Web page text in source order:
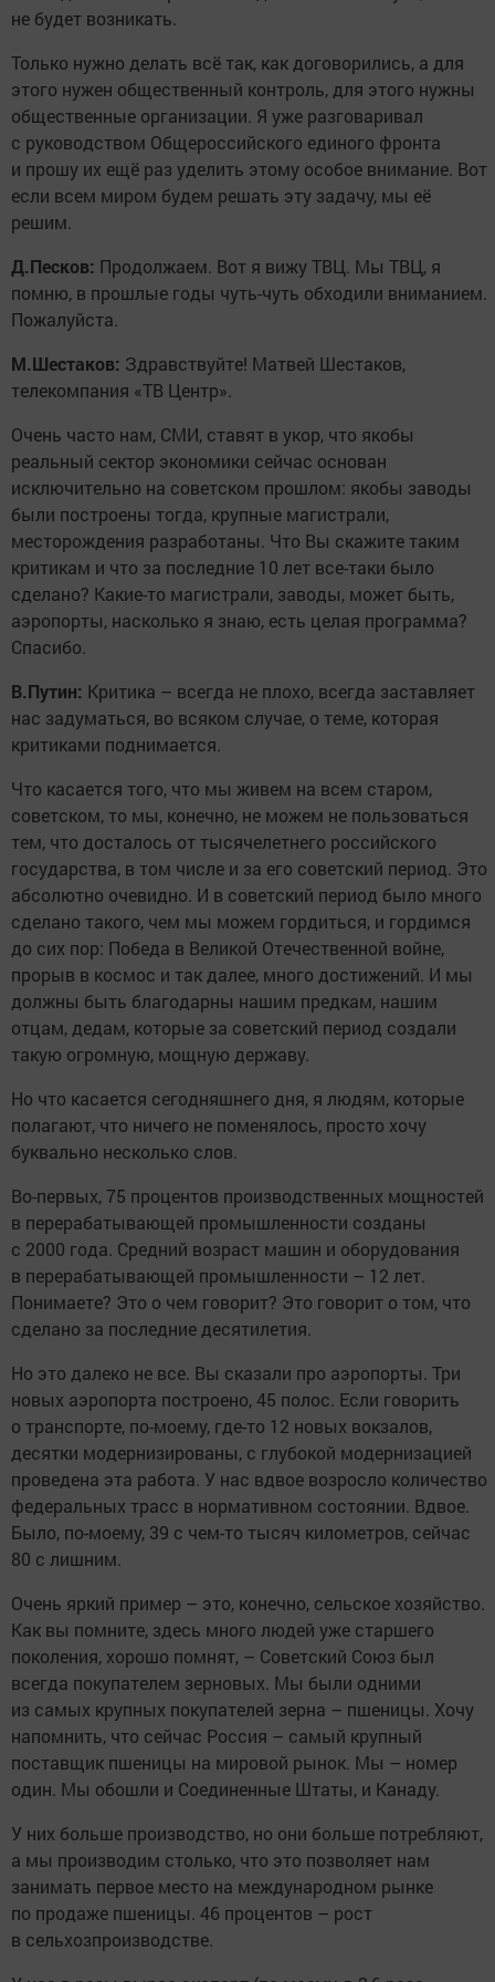
не будет возникать.
Только нужно делать всё так, как договорились, а для
этого нужен общественный контроль, для этого нужны
общественные организации. Я уже разговаривал
с руководством Общероссийского единого фронта
и прошу их ещё раз уделить этому особое внимание. Вот
если всем миром будем решать эту задачу, мы её
решим.
Д.Песков: Продолжаем. Вот я вижу ТВЦ. Мы ТВЦ, я
помню, в прошлые годы чуть-чуть обходили вниманием.
Пожалуйста.
М.Шестаков: Здравствуйте! Матвей Шестаков,
телекомпания «ТВ Центр».
Очень часто нам, СМИ, ставят в укор, что якобы
реальный сектор экономики сейчас основан
исключительно на советском прошлом: якобы заводы
были построены тогда, крупные магистрали,
месторождения разработаны. Что Вы скажите таким
критикам и что за последние 10 лет все-таки было
сделано? Какие-то магистрали, заводы, может быть,
аэропорты, насколько я знаю, есть целая программа?
Спасибо.
В.Путин: Критика – всегда не плохо, всегда заставляет
нас задуматься, во всяком случае, о теме, которая
критиками поднимается.
Что касается того, что мы живем на всем старом,
советском, то мы, конечно, не можем не пользоваться
тем, что досталось от тысячелетнего российского
государства, в том числе и за его советский период. Это
абсолютно очевидно. И в советский период было много
сделано такого, чем мы можем гордиться, и гордимся
до сих пор: Победа в Великой Отечественной войне,
прорыв в космос и так далее, много достижений. И мы
должны быть благодарны нашим предкам, нашим
отцам, дедам, которые за советский период создали
такую огромную, мощную державу.
Но что касается сегодняшнего дня, я людям, которые
полагают, что ничего не поменялось, просто хочу
буквально несколько слов.
Во-первых, 75 процентов производственных мощностей
в перерабатывающей промышленности созданы
с 2000 года. Средний возраст машин и оборудования
в перерабатывающей промышленности – 12 лет.
Понимаете? Это о чем говорит? Это говорит о том, что
сделано за последние десятилетия.
Но это далеко не все. Вы сказали про аэропорты. Три
новых аэропорта построено, 45 полос. Если говорить
о транспорте, по-моему, где-то 12 новых вокзалов,
десятки модернизированы, с глубокой модернизацией
проведена эта работа. У нас вдвое возросло количество
федеральных трасс в нормативном состоянии. Вдвое.
Было, по-моему, 39 с чем-то тысяч километров, сейчас
80 с лишним.
Очень яркий пример – это, конечно, сельское хозяйство.
Как вы помните, здесь много людей уже старшего
поколения, хорошо помнят, – Советский Союз был
всегда покупателем зерновых. Мы были одними
из самых крупных покупателей зерна – пшеницы. Хочу
напомнить, что сейчас Россия – самый крупный
поставщик пшеницы на мировой рынок. Мы – номер
один. Мы обошли и Соединенные Штаты, и Канаду.
У них больше производство, но они больше потребляют,
а мы производим столько, что это позволяет нам
занимать первое место на международном рынке
по продаже пшеницы. 46 процентов – рост
в сельхозпроизводстве.